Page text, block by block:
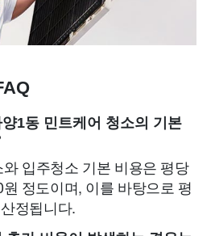
1동 민트케어 청소의 기본
입주청소 기본 비용은 평당
정도이며, 이를 바탕으로 평
정됩니다.